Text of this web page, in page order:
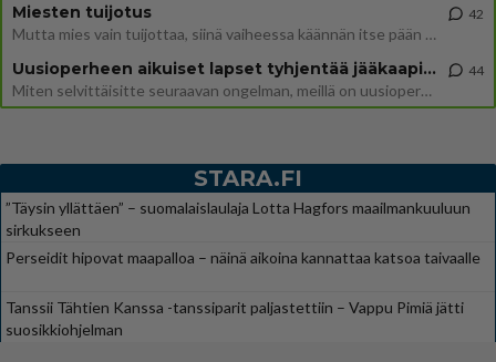
Miesten tuijotus
Mutta mies vain tuijottaa, siinä vaiheessa käännän itse pään pois. Mikä juttu? Yleensä jos joku tuijottaa tai katsoo, hä
42
Uusioperheen aikuiset lapset tyhjentää jääkaapin käydessään
Miten selvittäisitte seuraavan ongelman, meillä on uusioperhe, minulla teini-ikäiset lapset ja puolisolla aikuiset, jotk
44
STARA.FI
”Täysin yllättäen” – suomalaislaulaja Lotta Hagfors maailmankuuluun
sirkukseen
Perseidit hipovat maapalloa – näinä aikoina kannattaa katsoa taivaalle
Tanssii Tähtien Kanssa -tanssiparit paljastettiin – Vappu Pimiä jätti
suosikkiohjelman